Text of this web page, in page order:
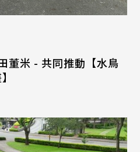
董米 - 共同推動【水鳥